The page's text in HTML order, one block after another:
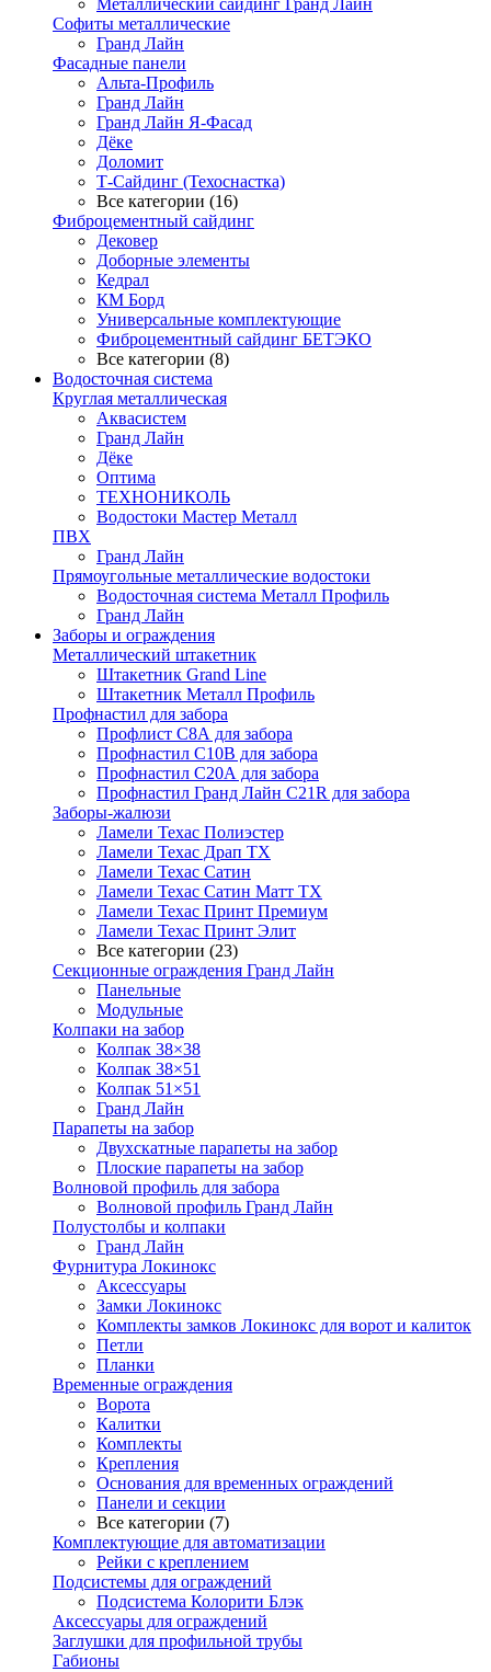
Металлический сайдинг Гранд Лайн
Софиты металлические
Гранд Лайн
Фасадные панели
Альта-Профиль
Гранд Лайн
Гранд Лайн Я-Фасад
Дёке
Доломит
Т-Сайдинг (Техоснастка)
Все категории (16)
Фиброцементный сайдинг
Дековер
Доборные элементы
Кедрал
КМ Борд
Универсальные комплектующие
Фиброцементный сайдинг БЕТЭКО
Все категории (8)
Водосточная система
Круглая металлическая
Аквасистем
Гранд Лайн
Дёке
Оптима
ТЕХНОНИКОЛЬ
Водостоки Мастер Металл
ПВХ
Гранд Лайн
Прямоугольные металлические водостоки
Водосточная система Металл Профиль
Гранд Лайн
Заборы и ограждения
Металлический штакетник
Штакетник Grand Line
Штакетник Металл Профиль
Профнастил для забора
Профлист С8А для забора
Профнастил С10В для забора
Профнастил С20А для забора
Профнастил Гранд Лайн С21R для забора
Заборы-жалюзи
Ламели Техас Полиэстер
Ламели Техас Драп ТХ
Ламели Техас Сатин
Ламели Техас Сатин Матт ТХ
Ламели Техас Принт Премиум
Ламели Техас Принт Элит
Все категории (23)
Секционные ограждения Гранд Лайн
Панельные
Модульные
Колпаки на забор
Колпак 38×38
Колпак 38×51
Колпак 51×51
Гранд Лайн
Парапеты на забор
Двухскатные парапеты на забор
Плоские парапеты на забор
Волновой профиль для забора
Волновой профиль Гранд Лайн
Полустолбы и колпаки
Гранд Лайн
Фурнитура Локинокс
Аксессуары
Замки Локинокс
Комплекты замков Локинокс для ворот и калиток
Петли
Планки
Временные ограждения
Ворота
Калитки
Комплекты
Крепления
Основания для временных ограждений
Панели и секции
Все категории (7)
Комплектующие для автоматизации
Рейки с креплением
Подсистемы для ограждений
Подсистема Колорити Блэк
Аксессуары для ограждений
Заглушки для профильной трубы
Габионы